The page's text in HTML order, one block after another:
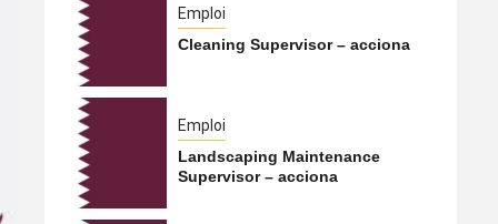
Emploi
Cleaning Supervisor – acciona
Emploi
Landscaping Maintenance
Supervisor – acciona